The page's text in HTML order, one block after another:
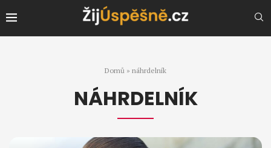
Domů » náhrdelník
NÁHRDELNÍK